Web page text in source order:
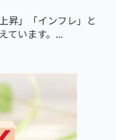
昇」「インフレ」と
ています。...